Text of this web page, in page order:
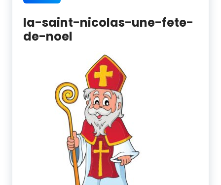
la-saint-nicolas-une-fete-
de-noel